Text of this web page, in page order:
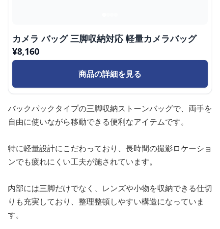
カメラ バッグ 三脚収納対応 軽量カメラバッグ
¥8,160
商品の詳細を見る
バックパックタイプの三脚収納ストーンバッグで、両手を
自由に使いながら移動できる便利なアイテムです。
特に軽量設計にこだわっており、長時間の撮影ロケーショ
ンでも疲れにくい工夫が施されています。
内部には三脚だけでなく、レンズや小物を収納できる仕切
りも充実しており、整理整頓しやすい構造になっていま
す。